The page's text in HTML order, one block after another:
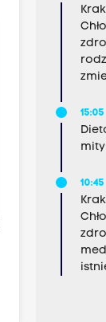
15:05
10:45